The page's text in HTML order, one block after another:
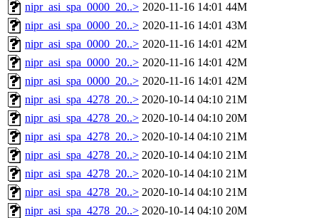
nipr_asi_spa_0000_20..> 2020-11-16 14:01 44M
nipr_asi_spa_0000_20..> 2020-11-16 14:01 43M
nipr_asi_spa_0000_20..> 2020-11-16 14:01 42M
nipr_asi_spa_0000_20..> 2020-11-16 14:01 42M
nipr_asi_spa_0000_20..> 2020-11-16 14:01 42M
nipr_asi_spa_4278_20..> 2020-10-14 04:10 21M
nipr_asi_spa_4278_20..> 2020-10-14 04:10 20M
nipr_asi_spa_4278_20..> 2020-10-14 04:10 21M
nipr_asi_spa_4278_20..> 2020-10-14 04:10 21M
nipr_asi_spa_4278_20..> 2020-10-14 04:10 21M
nipr_asi_spa_4278_20..> 2020-10-14 04:10 21M
nipr_asi_spa_4278_20..> 2020-10-14 04:10 20M